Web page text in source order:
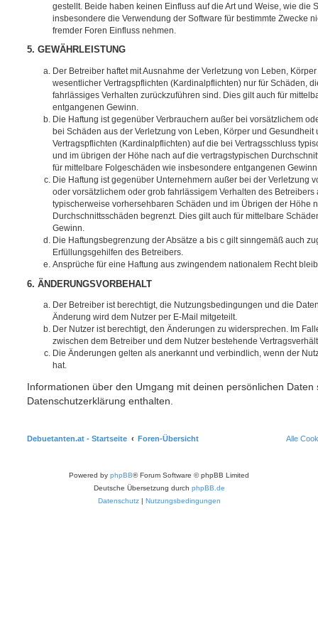
gestellt. Beide haben keinen Einfluss auf die Art und Weise, wie die
insbesondere die Verwendung der Software für bestimmte Zwecke
fremder Foren Einfluss nehmen.
5. GEWÄHRLEISTUNG
Der Betreiber haftet mit Ausnahme der Verletzung von Leben,
wesentlicher Vertragspflichten (Kardinalpflichten) nur für Schäden,
fahrlässiges Verhalten zurückzuführen sind. Dies gilt auch für
entgangenen Gewinn.
Die Haftung ist gegenüber Verbrauchern außer bei vorsätzlichem
bei Schäden aus der Verletzung von Leben, Körper und
Vertragspflichten (Kardinalpflichten) auf die bei Vertragsschluss
und im übrigen der Höhe nach auf die vertragstypischen
für mittelbare Folgeschäden wie insbesondere entgangenen
Die Haftung ist gegenüber Unternehmern außer bei der Verletzung
oder vorsätzlichem oder grob fahrlässigem Verhalten des Betreibers
typischerweise vorhersehbaren Schäden und im Übrigen der Höhe
Durchschnittsschäden begrenzt. Dies gilt auch für mittelbare
Gewinn.
Die Haftungsbegrenzung der Absätze a bis c gilt sinngemäß auch
Erfüllungsgehilfen des Betreibers.
Ansprüche für eine Haftung aus zwingendem nationalem Recht
6. ÄNDERUNGSVORBEHALT
Der Betreiber ist berechtigt, die Nutzungsbedingungen und die
Änderung wird dem Nutzer per E-Mail mitgeteilt.
Der Nutzer ist berechtigt, den Änderungen zu widersprechen. Im
zwischen dem Betreiber und dem Nutzer bestehende
Die Änderungen gelten als anerkannt und verbindlich, wenn der
hat.
Informationen über den Umgang mit deinen persönlichen Daten
Datenschutzerklärung enthalten.
Debuetanten.at - Startseite Foren-Übersicht Alle
Powered by phpBB® Forum Software © phpBB Limited
Deutsche Übersetzung durch phpBB.de
Datenschutz| Nutzungsbedingungen